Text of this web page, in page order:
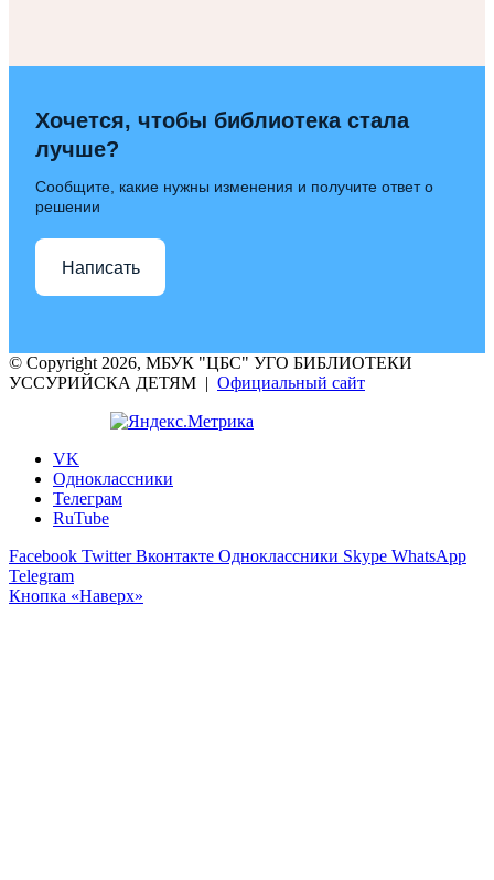
Хочется, чтобы библиотека стала
лучше?
Сообщите, какие нужны изменения и получите ответ о
решении
Написать
© Copyright 2026, МБУК "ЦБС" УГО БИБЛИОТЕКИ
УССУРИЙСКА ДЕТЯМ | Официальный сайт
VK
Одноклассники
Телеграм
RuTube
Facebook Twitter Вконтакте Одноклассники Skype WhatsApp
Telegram
Кнопка «Наверх»